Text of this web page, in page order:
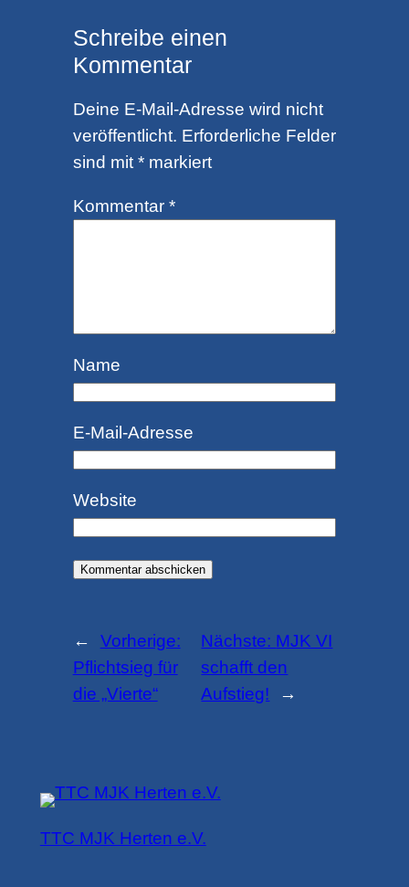
Schreibe einen
Kommentar
Deine E-Mail-Adresse wird nicht
veröffentlicht. Erforderliche Felder
sind mit *markiert
Kommentar *
Name
E-Mail-Adresse
Website
←
Vorherige:
Pflichtsieg für
die „Vierte“
Nächste: MJK VI
schafft den
Aufstieg!
→
TTC MJK Herten e.V.